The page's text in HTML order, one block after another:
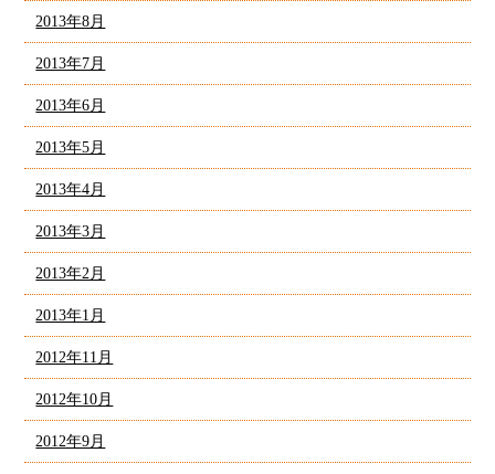
2013年8月
2013年7月
2013年6月
2013年5月
2013年4月
2013年3月
2013年2月
2013年1月
2012年11月
2012年10月
2012年9月